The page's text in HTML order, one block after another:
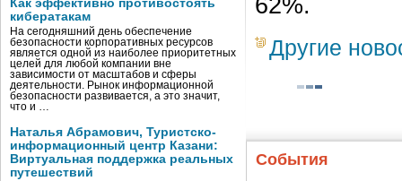
Как эффективно противостоять
кибератакам
На сегодняшний день обеспечение
безопасности корпоративных ресурсов
является одной из наиболее приоритетных
целей для любой компании вне
зависимости от масштабов и сферы
деятельности. Рынок информационной
безопасности развивается, а это значит,
что и …
Наталья Абрамович, Туристско-
информационный центр Казани:
Виртуальная поддержка реальных
путешествий
Другие
События